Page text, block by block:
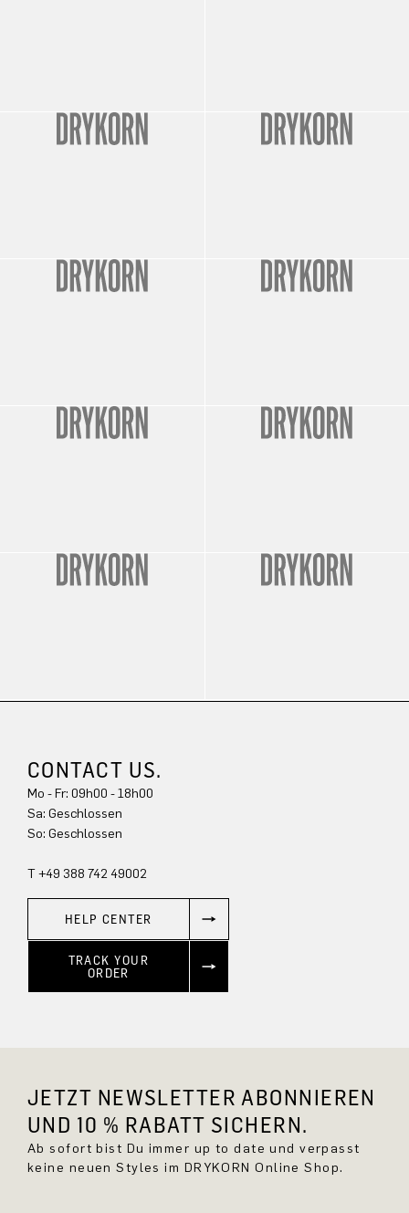
CONTACT US.
Mo - Fr: 09h00 - 18h00
Sa: Geschlossen
So: Geschlossen
T +49 388 742 49002
HELP CENTER
TRACK YOUR
ORDER
JETZT NEWSLETTER ABONNIEREN
UND 10 % RABATT SICHERN.
Ab sofort bist Du immer up to date und verpasst
keine neuen Styles im DRYKORN Online Shop.